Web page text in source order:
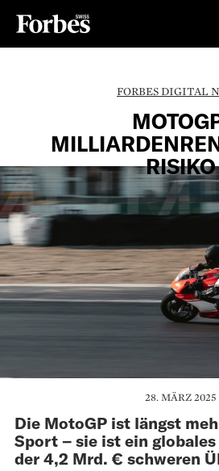
FORBES DIGITAL
RISIKO
28. MÄRZ 2025
Die MotoGP ist längst
Sport – sie ist ein
der 4,2 Mrd. € schweren